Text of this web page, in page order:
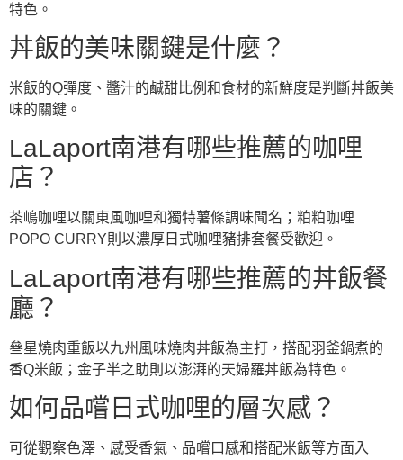
特色。
丼飯的美味關鍵是什麼？
米飯的Q彈度、醬汁的鹹甜比例和食材的新鮮度是判斷丼飯美
味的關鍵。
LaLaport南港有哪些推薦的咖哩
店？
茶嶋咖哩以關東風咖哩和獨特薯條調味聞名；粕粕咖哩
POPO CURRY則以濃厚日式咖哩豬排套餐受歡迎。
LaLaport南港有哪些推薦的丼飯餐
廳？
叄星燒肉重飯以九州風味燒肉丼飯為主打，搭配羽釜鍋煮的
香Q米飯；金子半之助則以澎湃的天婦羅丼飯為特色。
如何品嚐日式咖哩的層次感？
可從觀察色澤、感受香氣、品嚐口感和搭配米飯等方面入